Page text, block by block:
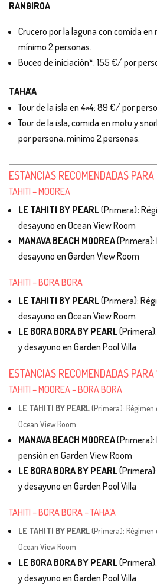
RANGIROA
Crucero por la laguna con comida
mínimo 2 personas.
Buceo de iniciación*: 155 €/ por
TAHA’A
Tour de la isla en 4×4: 89 €/ por
Tour de la isla, comida en motu y
por persona, mínimo 2 personas.
ESTANCIAS RECOMENDADAS
TAHITI – MOOREA
LE TAHITI BY PEARL(Primera):
desayuno en Ocean View Room
MANAVA BEACH MOOREA(Primera):
desayuno en Garden View Room
TAHITI – BORA BORA
LE TAHITI BY PEARL(Primera):
desayuno en Ocean View Room
LE BORA BORA BY PEARL
y desayuno en Garden Pool Villa
ESTANCIAS RECOMENDADAS
TAHITI – MOOREA – BORA BORA
LE TAHITI BY PEARL(Primera): Régimen
Ocean View Room
MANAVA BEACH MOOREA(Primera):
pensión en Garden View Room
LE BORA BORA BY PEARL
y desayuno en Garden Pool Villa
TAHITI – BORA BORA – TAHA’A
LE TAHITI BY PEARL(Primera): Régimen
Ocean View Room
LE BORA BORA BY PEARL
y desayuno en Garden Pool Villa